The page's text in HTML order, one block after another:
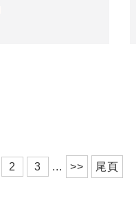
2 3 ... >> 尾頁